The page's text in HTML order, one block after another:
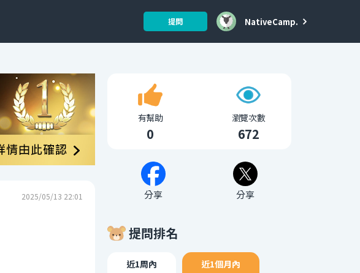
提問 NativeCamp.
2025/05/13 22:01
有幫助
0
瀏覽次數
672
分享 分享
提問排名
近1周內 近1個月內